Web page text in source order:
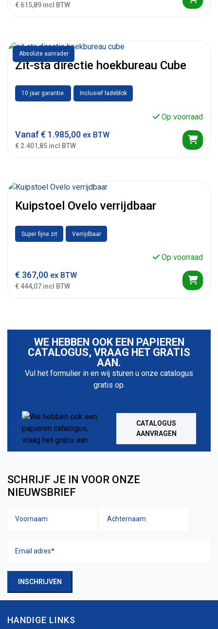
€ 615,89 incl BTW
Absolute aanrader
Zit-sta directie hoekbureau Cube
10 jaar garantie. Inclusief ladeblok
Op voorraad
Vanaf€ 1.985,00 ex BTW
€ 2.401,85 incl BTW
Kuipstoel Ovelo verrijdbaar
Super fijne zit Verrijdbaar
Op voorraad
€ 367,00 ex BTW
€ 444,07 incl BTW
WE HEBBEN OOK EEN PAPIEREN
CATALOGUS, VRAAG HET GRATIS
AAN.
Vul het formulier in en wij sturen u onze catalogus
gratis op.
CATALOGUS
AANVRAGEN
SCHRIJF JE IN VOOR ONZE
NIEUWSBRIEF
Naam
adres(Vereist)
INSCHRIJVEN
HANDIGE LINKS